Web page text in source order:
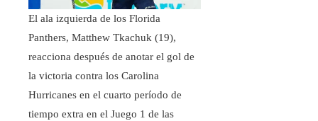
El ala izquierda de los Florida
Panthers, Matthew Tkachuk (19),
reacciona después de anotar el gol de
la victoria contra los Carolina
Hurricanes en el cuarto período de
tiempo extra en el Juego 1 de las